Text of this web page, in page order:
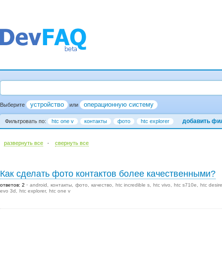
Выберите устройство или операционную систему
Фильтровать по: htc one v контакты фото htc explorer добавить
развернуть все · cвернуть все
Как сделать фото контактов более качественными?
ответов: 2 android контакты фото качество htc incredible s htc vivo htc s710e
htc
evo 3d
htc explorer htc one v